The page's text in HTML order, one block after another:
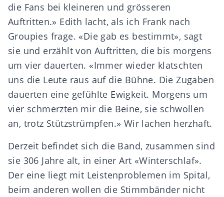
die Fans bei kleineren und grösseren
Auftritten.» Edith lacht, als ich Frank nach
Groupies frage. «Die gab es bestimmt», sagt
sie und erzählt von Auftritten, die bis morgens
um vier dauerten. «Immer wieder klatschten
uns die Leute raus auf die Bühne. Die Zugaben
dauerten eine gefühlte Ewigkeit. Morgens um
vier schmerzten mir die Beine, sie schwollen
an, trotz Stützstrümpfen.» Wir lachen herzhaft.
Derzeit befindet sich die Band, zusammen sind
sie 306 Jahre alt, in einer Art «Winterschlaf».
Der eine liegt mit Leistenproblemen im Spital,
beim anderen wollen die Stimmbänder nicht